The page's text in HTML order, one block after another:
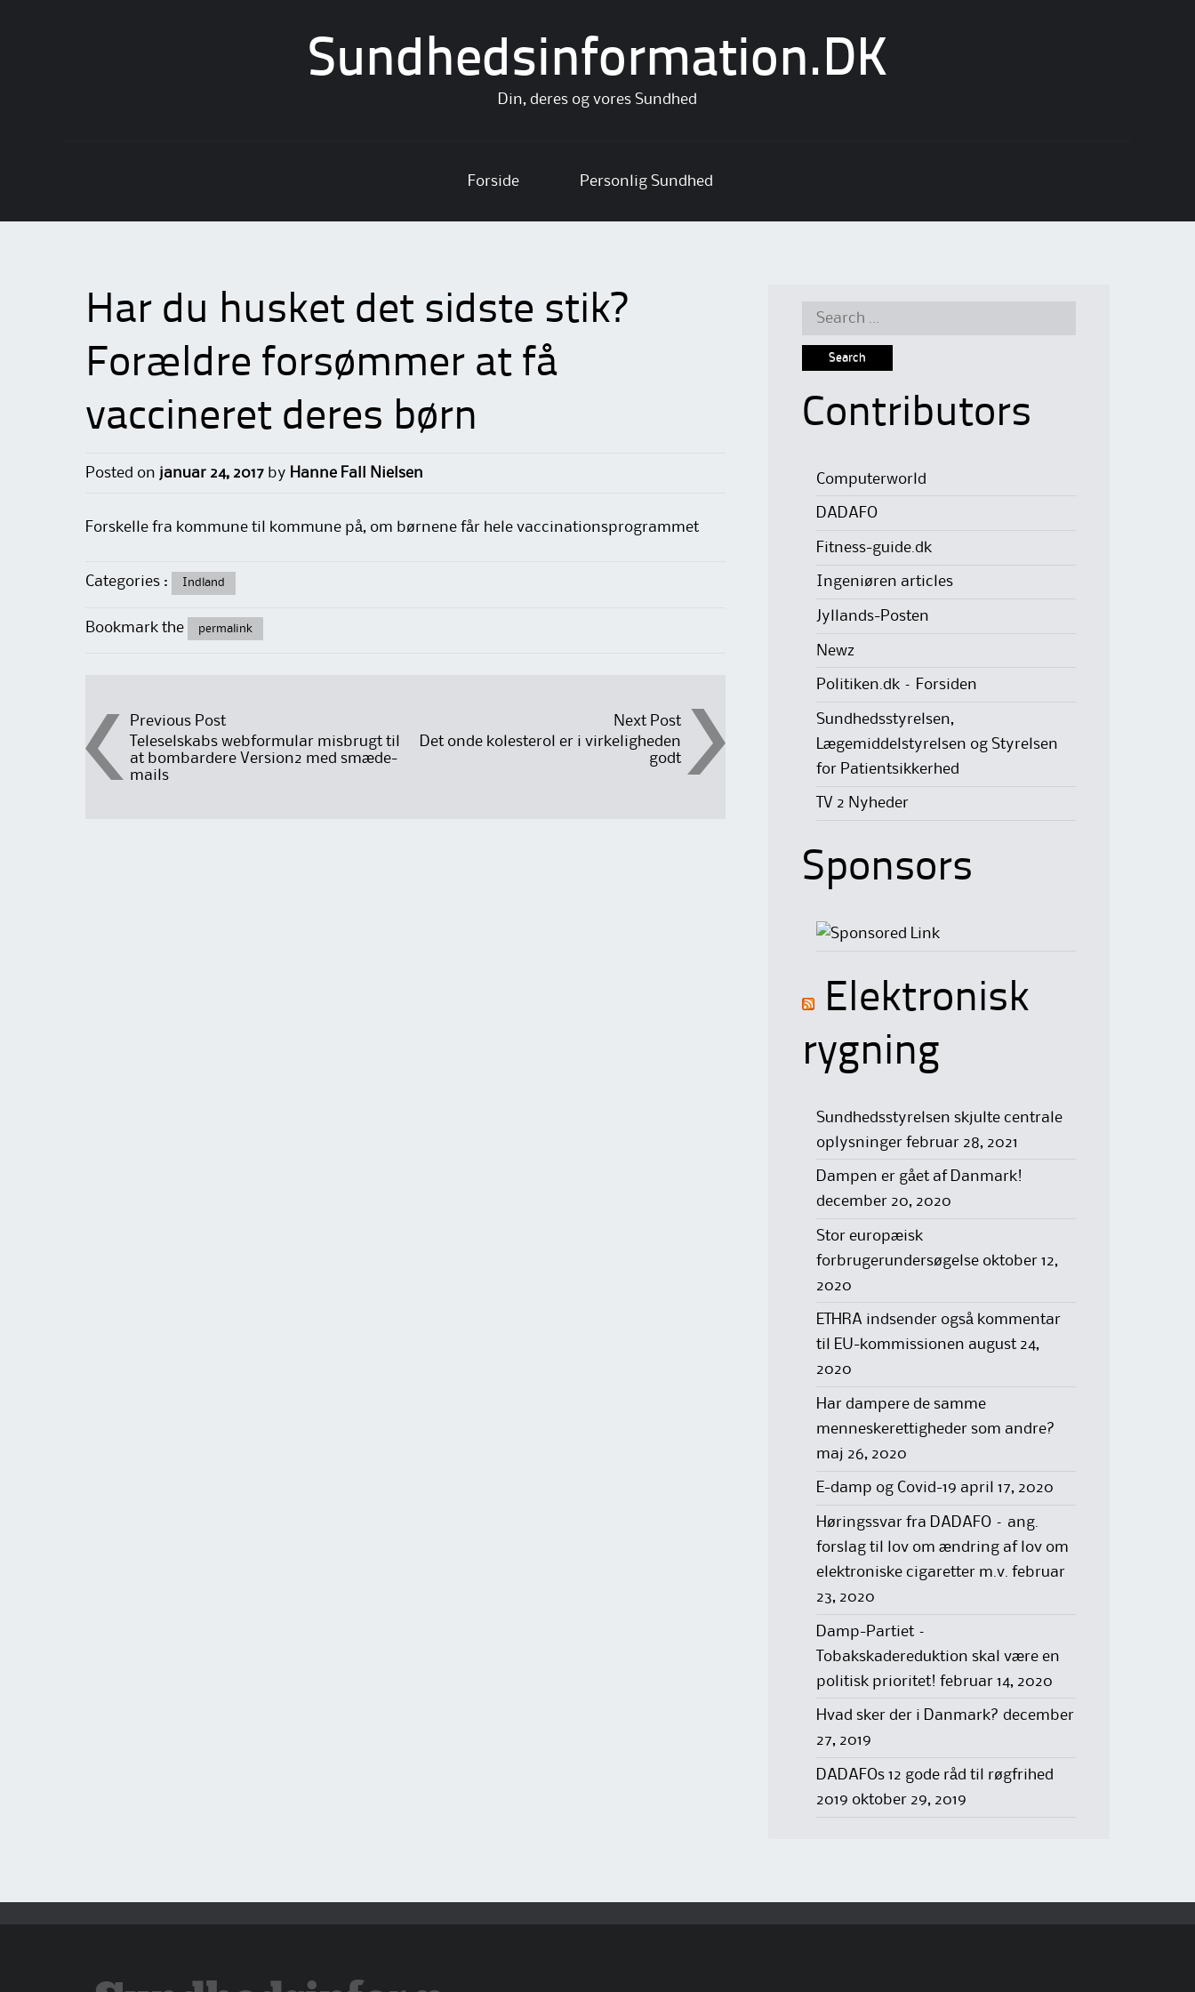
Sundhedsinformation.DK
Din, deres og vores Sundhed
content
Forside Personlig Sundhed
Har du husket det sidste stik?
Forældre forsømmer at få
vaccineret deres børn
Posted on januar 24, 2017 by Hanne Fall Nielsen
Forskelle fra kommune til kommune på, om børnene får hele vaccinationsprogrammet
Categories : Indland
Bookmark the permalink
Post
navigation
Previous Post
Teleselskabs webformular misbrugt til
at bombardere Version2 med smæde-
mails
Next Post
Det onde kolesterol er i virkeligheden
godt
Search
Contributors
Computerworld
DADAFO
Fitness-guide.dk
Ingeniøren articles
Jyllands-Posten
Newz
Politiken.dk – Forsiden
Sundhedsstyrelsen,
Lægemiddelstyrelsen og Styrelsen
for Patientsikkerhed
TV 2 Nyheder
Sponsors
Elektronisk
rygning
Sundhedsstyrelsen skjulte centrale
oplysninger februar 28, 2021
Dampen er gået af Danmark!
december 20, 2020
Stor europæisk
forbrugerundersøgelse oktober 12,
2020
ETHRA indsender også kommentar
til EU-kommissionen august 24,
2020
Har dampere de samme
menneskerettigheder som andre?
maj 26, 2020
E-damp og Covid-19 april 17, 2020
Høringssvar fra DADAFO – ang.
forslag til lov om ændring af lov om
elektroniske cigaretter m.v. februar
23, 2020
Damp-Partiet –
Tobakskadereduktion skal være en
politisk prioritet! februar 14, 2020
Hvad sker der i Danmark? december
27, 2019
DADAFOs 12 gode råd til røgfrihed
2019 oktober 29, 2019